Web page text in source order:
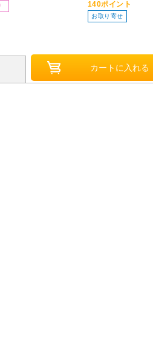
140ポイント
お取り寄せ